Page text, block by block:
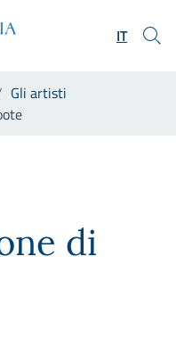
IT
Gli artisti
di